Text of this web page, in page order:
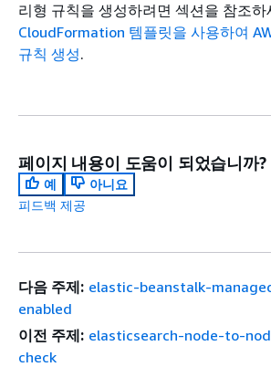
리형 규칙을 생성하려면 섹션을 참조하
CloudFormation 템플릿을 사용하여
규칙 생성.
페이지 내용이 도움이 되었습니까?
예
아니요
피드백 제공
다음 주제: elastic-beanstalk-
enabled
이전 주제: elasticsearch-node-to-
check